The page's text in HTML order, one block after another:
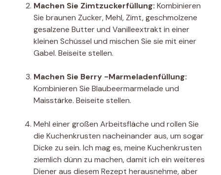
Machen Sie Zimtzuckerfüllung: Kombinieren
Sie braunen Zucker, Mehl, Zimt, geschmolzene
gesalzene Butter und Vanilleextrakt in einer
kleinen Schüssel und mischen Sie sie mit einer
Gabel. Beiseite stellen.
Machen Sie Berry -Marmeladenfüllung:
Kombinieren Sie Blaubeermarmelade und
Maisstärke. Beiseite stellen.
Mehl einer großen Arbeitsfläche und rollen Sie
die Kuchenkrusten nacheinander aus, um sogar
Dicke zu sein. Ich mag es, meine Kuchenkrusten
ziemlich dünn zu machen, damit ich ein weiteres
Diener aus diesem Rezept herausnehme, aber